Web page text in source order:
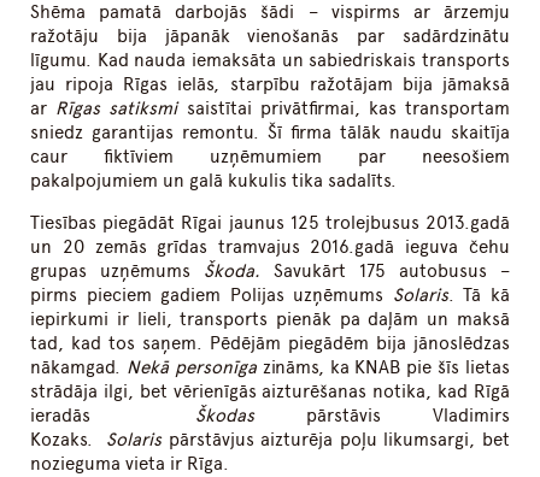
Shēma pamatā darbojās šādi – vispirms ar ārzemju
ražotāju bija jāpanāk vienošanās par sadārdzinātu
līgumu. Kad nauda iemaksāta un sabiedriskais transports
jau ripoja Rīgas ielās, starpību ražotājam bija jāmaksā
ar Rīgas satiksmisaistītai privātfirmai, kas transportam
sniedz garantijas remontu. Šī firma tālāk naudu skaitīja
caur fiktīviem uzņēmumiem par neesošiem
pakalpojumiem un galā kukulis tika sadalīts.
Tiesības piegādāt Rīgai jaunus 125 trolejbusus 2013.gadā
un 20 zemās grīdas tramvajus 2016.gadā ieguva čehu
grupas uzņēmums Škoda. Savukārt 175 autobusus –
pirms pieciem gadiem Polijas uzņēmums Solaris. Tā kā
iepirkumi ir lieli, transports pienāk pa daļām un maksā
tad, kad tos saņem. Pēdējām piegādēm bija jānoslēdzas
nākamgad. Nekā personīgazināms, ka KNAB pie šīs lietas
strādāja ilgi, bet vērienīgās aizturēšanas notika, kad Rīgā
ieradās Škodaspārstāvis Vladimirs
Kozaks. Solarispārstāvjus aizturēja poļu likumsargi, bet
nozieguma vieta ir Rīga.